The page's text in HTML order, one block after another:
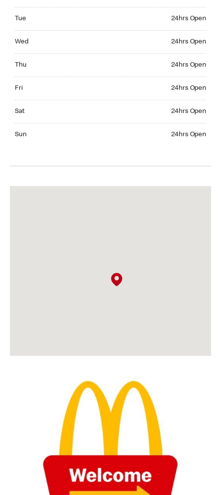
Tue 24hrs Open
Wed 24hrs Open
Thu 24hrs Open
Fri 24hrs Open
Sat 24hrs Open
Sun 24hrs Open